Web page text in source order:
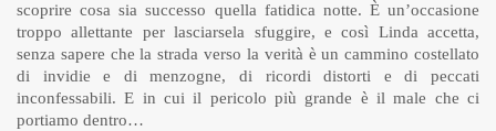
scoprire cosa sia successo quella fatidica notte. È un’occasione
troppo allettante per lasciarsela sfuggire, e così Linda accetta,
senza sapere che la strada verso la verità è un cammino costellato
di invidie e di menzogne, di ricordi distorti e di peccati
inconfessabili. E in cui il pericolo più grande è il male che ci
portiamo dentro…